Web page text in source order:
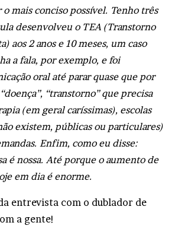
o mais conciso possível. Tenho três
desenvolveu o TEA (Transtorno
aos 2 anos e 10 meses, um caso
a fala, por exemplo, e foi
oral até parar quase que por
“transtorno” que precisa
(em geral caríssimas), escolas
existem, públicas ou particulares)
Enfim, como eu disse:
é nossa. Até porque o aumento de
em dia é enorme.
entrevista com o dublador de
a gente!